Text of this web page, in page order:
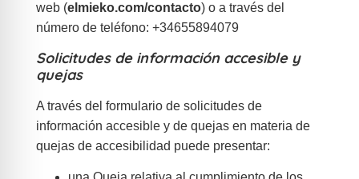
web (elmieko.com/contacto) o a través del
número de teléfono: +34655894079
Solicitudes de información accesible y
quejas
A través del formulario de solicitudes de
información accesible y de quejas en materia de
quejas de accesibilidad puede presentar: